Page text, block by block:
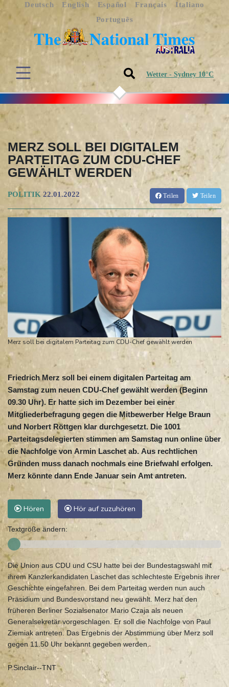
Deutsch English Español Français
Italiano
Português
Wetter - Sydney 10°C
MERZ SOLL BEI DIGITALEM
PARTEITAG ZUM CDU-CHEF
GEWÄHLT WERDEN
POLITIK 22.01.2022 Teilen Teilen
Merz soll bei digitalem Parteitag zum CDU-Chef gewählt werden
Friedrich Merz soll bei einem digitalen Parteitag am
Samstag zum neuen CDU-Chef gewählt werden (Beginn
09.30 Uhr). Er hatte sich im Dezember bei einer
Mitgliederbefragung gegen die Mitbewerber Helge Braun
und Norbert Röttgen klar durchgesetzt. Die 1001
Parteitagsdelegierten stimmen am Samstag nun online über
die Nachfolge von Armin Laschet ab. Aus rechtlichen
Gründen muss danach nochmals eine Briefwahl erfolgen.
Merz könnte dann Ende Januar sein Amt antreten.
Hören Hör auf zuzuhören
Textgröße ändern:
Die Union aus CDU und CSU hatte bei der Bundestagswahl mit
ihrem Kanzlerkandidaten Laschet das schlechteste Ergebnis ihrer
Geschichte eingefahren. Bei dem Parteitag werden nun auch
Präsidium und Bundesvorstand neu gewählt. Merz hat den
früheren Berliner Sozialsenator Mario Czaja als neuen
Generalsekretär vorgeschlagen. Er soll die Nachfolge von Paul
Ziemiak antreten. Das Ergebnis der Abstimmung über Merz soll
gegen 11.50 Uhr bekannt gegeben werden.
P.Sinclair--TNT